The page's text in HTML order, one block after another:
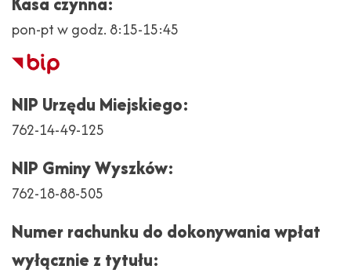
pon-pt w godz. 8:15-15:45
Biuletyn
Informacji
Publicznej
NIP Urzędu Miejskiego:
762-14-49-125
NIP Gminy Wyszków:
762-18-88-505
Numer rachunku do dokonywania wpłat
wyłącznie z tytułu: